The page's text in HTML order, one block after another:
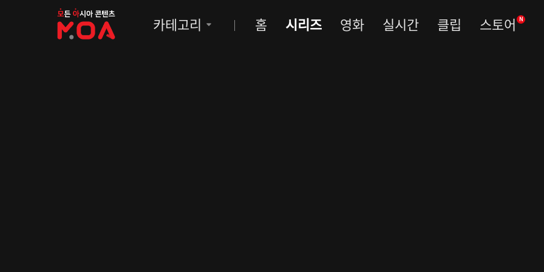
MOA
카테고리 홈 시리즈 영화 실시간 클립 스토어 N